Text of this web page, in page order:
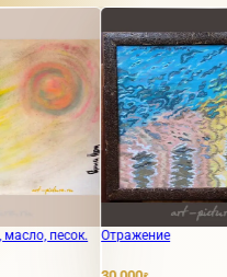
Отражение